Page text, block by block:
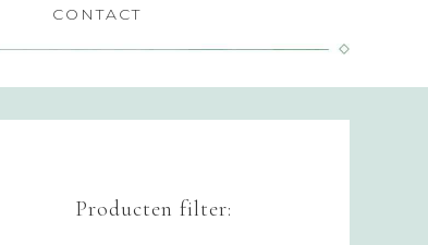
CONTACT
Producten filter: